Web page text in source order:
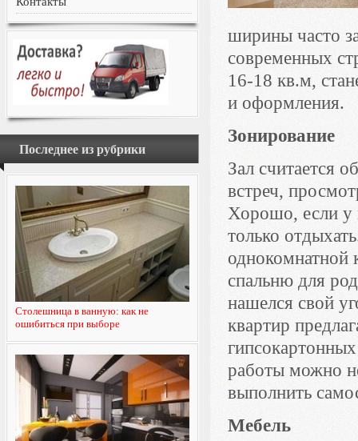
Последнее из рубрики
Столешница в ванную: как не
ошибиться при выборе
ширины часто
современных
16-18 кв.м,
и оформления.
Зонирование
Зал считается
встреч,
Хорошо, если у
только
однокомнатной
спальню для
нашелся свой
квартир
работы можно
выполнить
Мебель